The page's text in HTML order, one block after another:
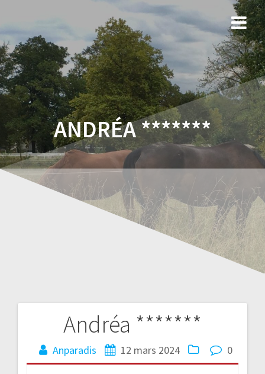
ANDRÉA *******
Andréa *******
Anparadis 12 mars 2024 0